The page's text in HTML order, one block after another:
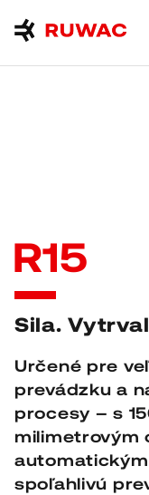
R15
Sila.
Určené pre
prevádzku a
procesy – s
milimetrovým
spoľahlivú